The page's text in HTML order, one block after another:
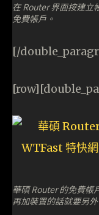
在 Router 界面按建立
免費帳戶。
[/
華碩 Router 的免費帳
再加裝置的話就要另外